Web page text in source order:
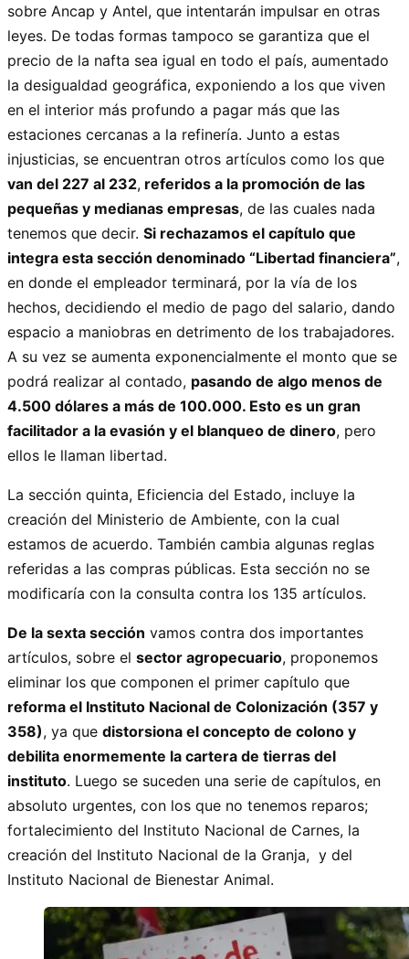
sobre Ancap y Antel, que intentarán impulsar en otras
leyes. De todas formas tampoco se garantiza que el
precio de la nafta sea igual en todo el país, aumentado
la desigualdad geográfica, exponiendo a los que viven
en el interior más profundo a pagar más que las
estaciones cercanas a la refinería. Junto a estas
injusticias, se encuentran otros artículos como los que
van del 227 al 232, referidos a la promoción de las
pequeñas y medianas empresas, de las cuales nada
tenemos que decir. Si rechazamos el capítulo que
integra esta sección denominado “Libertad financiera”,
en donde el empleador terminará, por la vía de los
hechos, decidiendo el medio de pago del salario, dando
espacio a maniobras en detrimento de los trabajadores.
A su vez se aumenta exponencialmente el monto que se
podrá realizar al contado, pasando de algo menos de
4.500 dólares a más de 100.000. Esto es un gran
facilitador a la evasión y el blanqueo de dinero, pero
ellos le llaman libertad.
La sección quinta, Eficiencia del Estado, incluye la
creación del Ministerio de Ambiente, con la cual
estamos de acuerdo. También cambia algunas reglas
referidas a las compras públicas. Esta sección no se
modificaría con la consulta contra los 135 artículos.
De la sexta sección vamos contra dos importantes
artículos, sobre el sector agropecuario, proponemos
eliminar los que componen el primer capítulo que
reforma el Instituto Nacional de Colonización (357 y
358), ya que distorsiona el concepto de colono y
debilita enormemente la cartera de tierras del
instituto. Luego se suceden una serie de capítulos, en
absoluto urgentes, con los que no tenemos reparos;
fortalecimiento del Instituto Nacional de Carnes, la
creación del Instituto Nacional de la Granja, y del
Instituto Nacional de Bienestar Animal.